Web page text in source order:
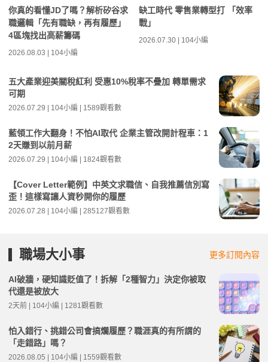
你真的看懂JD了嗎？解析矽谷求
職邏輯「先有職缺，再有履歷」
4區塊找出高薪籌碼
2026.08.03 | 104小編
缺工時代 零售業轉型打 「效率
戰」
2026.07.30 | 104小編
五大產業迎美關稅紅利 受惠10%稅率不疊加 轉單需求
可期
2026.07.29 | 104小編 | 1589觀看數
藍領工作大翻身！不怕AI取代 企業主管改開計程車：1
2天賺到以前月薪
2026.07.29 | 104小編 | 1824觀看數
【Cover Letter範例】中英文求職信、自我推薦信別寫
歪！這樣寫讓人資秒開你的履歷
2026.07.28 | 104小編 | 285127觀看數
職場大小事 更多訂閱內容
AI破牆，硬知識貶值了！拆解「2種智力」決定你被取
代還是被放大
2天前 | 104小編 | 1281觀看數
怕入錯行、挑錯公司會搞爛履歷？職涯真的有所謂的
「走錯路」嗎？
2026.08.05 | 104小編 | 1559觀看數